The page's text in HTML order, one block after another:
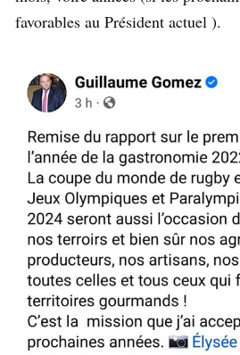
favorables au Président actuel ).